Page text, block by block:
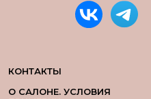
КОНТАКТЫ
О САЛОНЕ. УСЛОВИЯ